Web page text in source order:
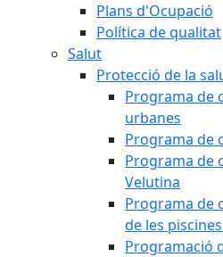
Plans d'Ocupació
Política de qualitat
Salut
Protecció de la
Programa de
urbanes
Programa de
Programa de
Velutina
Programa de
de les
Programació